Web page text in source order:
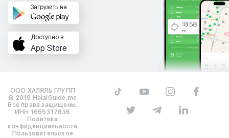
Загрузить на
Доступно в
App Store
ООО ХАЛЯЛЬ ГРУПП
© 2018 HalalGuide.me
Все права защищены.
ИНН 1655317836
Политика
конфиденциальности
Пользовательское